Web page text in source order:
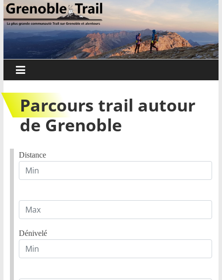
Passer
au
contenu
Grenoble
Trail
Sorties
trail,
parcours
événements
sur
alentours
Parcours trail autour
de Grenoble
Distance
Dénivelé